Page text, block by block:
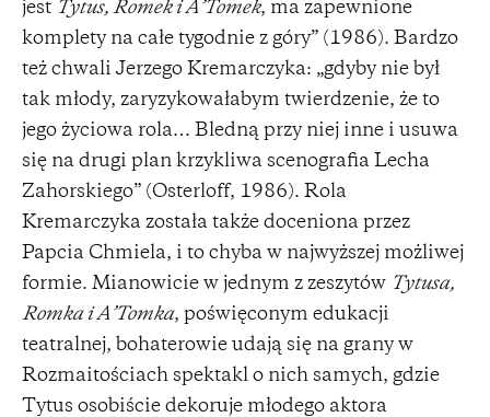
jest Tytus, Romek i A’Tomek, ma zapewnione
komplety na całe tygodnie z góry” (1986). Bardzo
też chwali Jerzego Kremarczyka: „gdyby nie był
tak młody, zaryzykowałabym twierdzenie, że to
jego życiowa rola… Bledną przy niej inne i usuwa
się na drugi plan krzykliwa scenografia Lecha
Zahorskiego” (Osterloff, 1986). Rola
Kremarczyka została także doceniona przez
Papcia Chmiela, i to chyba w najwyższej możliwej
formie. Mianowicie w jednym z zeszytów Tytusa,
Romka i A’Tomka, poświęconym edukacji
teatralnej, bohaterowie udają się na grany w
Rozmaitościach spektakl o nich samych, gdzie
Tytus osobiście dekoruje młodego aktora